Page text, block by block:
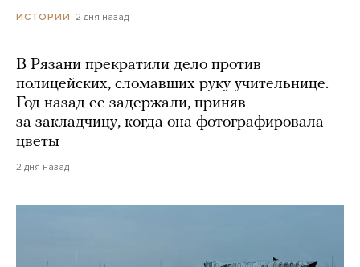
ИСТОРИИ 2 дня назад
В Рязани прекратили дело против
полицейских, сломавших руку учительнице.
Год назад ее задержали, приняв
за закладчицу, когда она фотографировала
цветы
2 дня назад